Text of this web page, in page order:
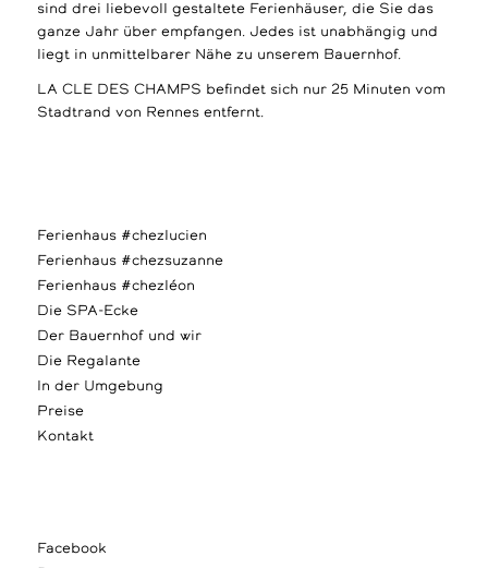
sind drei liebevoll gestaltete Ferienhäuser, die Sie das
ganze Jahr über empfangen. Jedes ist unabhängig und
liegt in unmittelbarer Nähe zu unserem Bauernhof.
LA CLE DES CHAMPS befindet sich nur 25 Minuten vom
Stadtrand von Rennes entfernt.
Ferienhaus #chezlucien
Ferienhaus #chezsuzanne
Ferienhaus #chezléon
Die SPA-Ecke
Der Bauernhof und wir
Die Regalante
In der Umgebung
Preise
Kontakt
Facebook